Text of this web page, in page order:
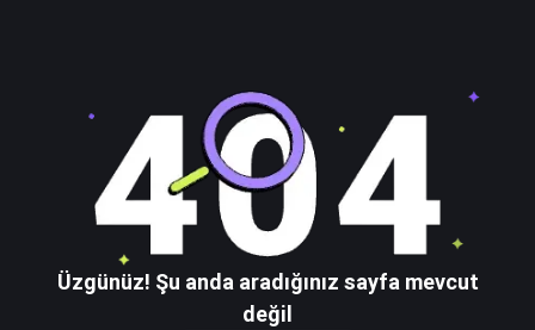
Üzgünüz! Şu anda aradığınız sayfa mevcut
değil